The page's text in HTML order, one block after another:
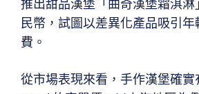
推出甜品漢堡「曲奇漢堡霜淇淋
民幣，試圖以差異化產品吸引
費。
從市場表現來看，手作漢堡確實